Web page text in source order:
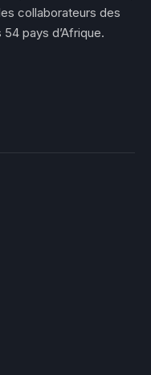
collaborateurs des
pays d’Afrique.